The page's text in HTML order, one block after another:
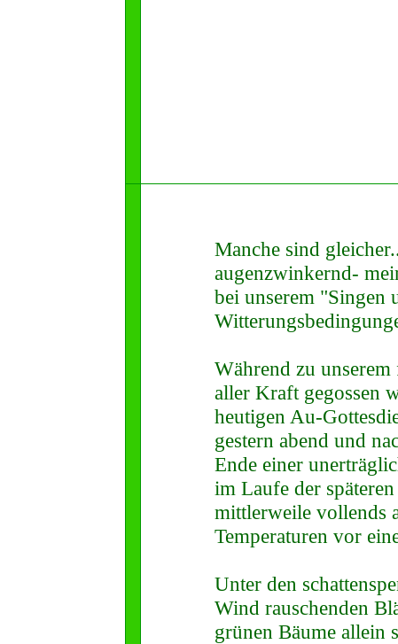
Manche sind
augenzwinkernd-
bei unserem "Singen
Während zu
aller Kraft gegossen
heutigen Au-
gestern abend und
Ende einer
im Laufe der
mittlerweile vollends
Temperaturen vor
Unter den
Wind rauschenden
grünen Bäume allein